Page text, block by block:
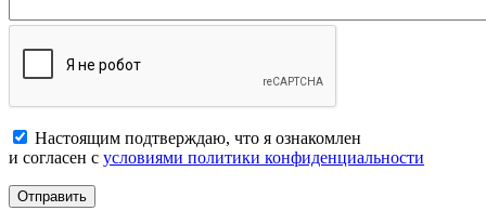
Настоящим подтверждаю, что я ознакомлен
и согласен с условиями политики конфиденциальности
Отправить